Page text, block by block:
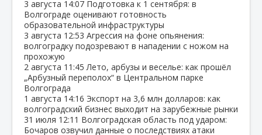
3 августа 14:07 Подготовка к 1 сентября: в
Волгограде оценивают готовность
образовательной инфраструктуры
3 августа 12:53 Агрессия на фоне опьянения:
волгоградку подозревают в нападении с ножом на
прохожую
2 августа 11:45 Лето, арбузы и веселье: как прошёл
„Арбузный переполох“ в Центральном парке
Волгограда
1 августа 14:16 Экспорт на 3,6 млн долларов: как
волгоградский бизнес выходит на зарубежные рынки
31 июля 12:11 Волгоградская область под ударом:
Бочаров озвучил данные о последствиях атаки